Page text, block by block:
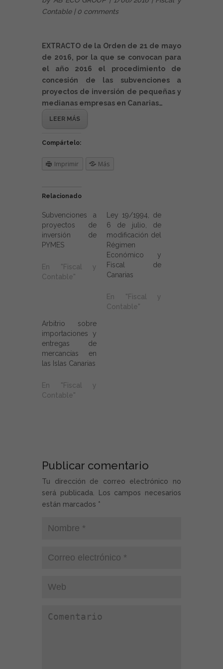
Contable| 0 comments
EXTRACTO de la Orden de 21 de mayo
de 2016, por la que se convocan para
el año 2016 el procedimiento de
concesión de las subvenciones a
proyectos de inversión de pequeñas y
medianas empresas en Canarias…
LEER MÁS
Compártelo:
Imprimir Más
Relacionado
Subvenciones a
proyectos de
inversión de
PYMES
En "Fiscal y
Contable"
Ley 19/1994, de
6 de julio, de
modificación del
Régimen
Económico y
Fiscal de
Canarias
En "Fiscal y
Contable"
Arbitrio sobre
importaciones y
entregas de
mercancías en
las Islas Canarias
En "Fiscal y
Contable"
Publicar comentario
Tu dirección de correo electrónico no
será publicada. Los campos necesarios
están marcados *